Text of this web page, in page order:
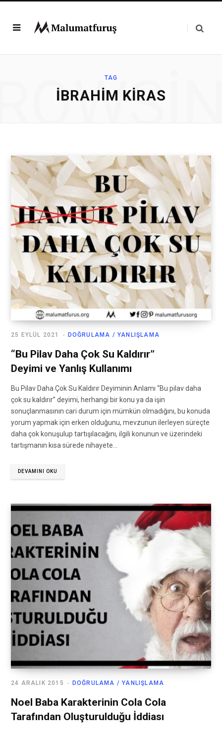
TAG
İBRAHIM KIRAS
DOĞRULAMA / YANLIŞLAMA
25 EYLÜL 2021
“Bu Pilav Daha Çok Su Kaldırır”
Deyimi ve Yanlış Kullanımı
Bu Pilav Daha Çok Su Kaldırır Deyiminin Anlamı “Bu pilav daha
çok su kaldırır” deyimi, herhangi bir konu ya da işin
sonuçlanmasının cari durum için mümkün olmadığını, bu konuda
yorum yapmak için erken olduğunu, mevzunun ilerleyen süreçte
daha çok konuşulup tartışılacağını, ilgili konunun ve üzerindeki
tartışmanın kısa sürede nihayete…
DEVAMINI OKU
DOĞRULAMA / YANLIŞLAMA
24 ARALIK 2015
Noel Baba Karakterinin Cola Cola
Tarafından Oluşturulduğu İddiası